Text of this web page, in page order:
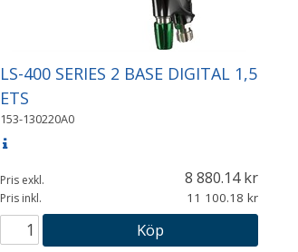
LS-400 SERIES 2 BASE DIGITAL 1,5
ETS
153-130220A0
Pris exkl. 8 880.14
Pris inkl. 11 100.18
Köp